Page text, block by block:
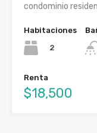
condominio
Habitaciones
2
Renta
$18,500